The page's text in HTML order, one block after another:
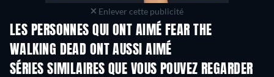
Enlever cette publicité
LES PERSONNES QUI ONT AIMÉ FEAR THE
WALKING DEAD ONT AUSSI AIMÉ
Série
SÉRIES SIMILAIRES QUE VOUS POUVEZ REGARDER